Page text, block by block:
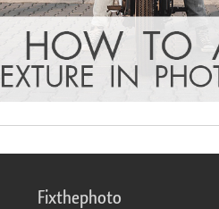
Fixthephoto